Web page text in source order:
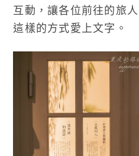
互動，讓各位前往的旅
這樣的方式愛上文字。